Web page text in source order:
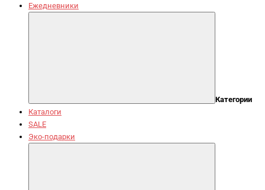
Ежедневники
Категории
Каталоги
SALE
Эко-подарки